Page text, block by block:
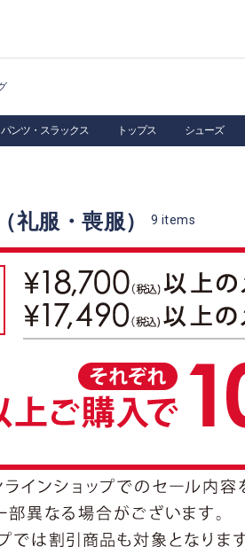
パンツ・スラックス トップス シューズ
服・喪服） 9 items